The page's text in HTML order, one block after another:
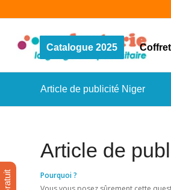
Catalogue 2025
Article de publicité Niger
Article de
Pourquoi ?